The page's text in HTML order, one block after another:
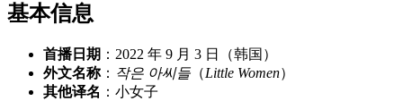
基本信息
首播日期 ：2022 年 9 月 3 日（韩国）
外文名称： 작은 아씨들 （Little Women）
其他译名 ：小女子